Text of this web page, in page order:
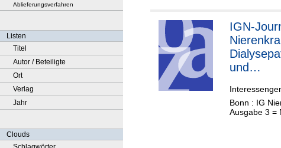
Ablieferungsverfahren
Listen
Titel
Autor / Beteiligte
Ort
Verlag
Jahr
Clouds
IGN-
und
der
Bonn : IG
Ausgabe 3 =